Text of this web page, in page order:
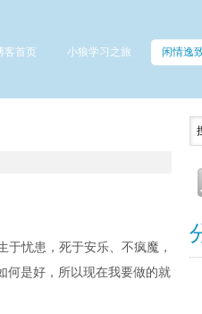
客首页 小狼学习之旅 闲情逸
忧患，死于安乐、不疯魔，
何是好，所以现在我要做的就